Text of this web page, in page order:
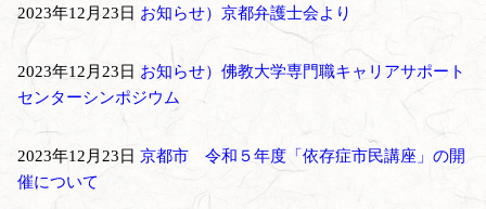
2023年12月23日 お知らせ）京都弁護士会より
2023年12月23日 お知らせ）佛教大学専門職キャリアサポート
センターシンポジウム
2023年12月23日 京都市 令和５年度「依存症市民講座」の開
催について